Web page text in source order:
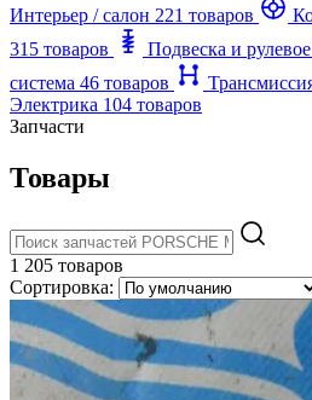
Интерьер / салон 221 товаров
315 товаров
Подвеска и рулевое
система 46 товаров
Электрика 104 товаров
Запчасти
Товары
1 205 товаров
Сортировка: